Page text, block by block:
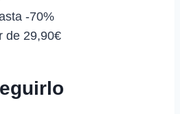
-70%
de 29,90€